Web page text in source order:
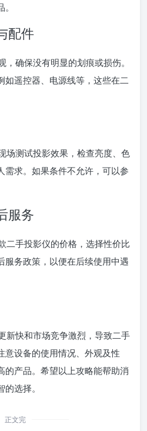
配件
，确保没有明显的划痕或损伤。
如遥控器、电源线等，这些在二
场测试投影效果，检查亮度、色
需求。如果条件不允许，可以参
服务
二手投影仪的价格，选择性价比
服务政策，以便在后续使用中遇
新快和市场竞争激烈，导致二手
意设备的使用情况、外观及性
的产品。希望以上攻略能帮助消
选择。
正文完